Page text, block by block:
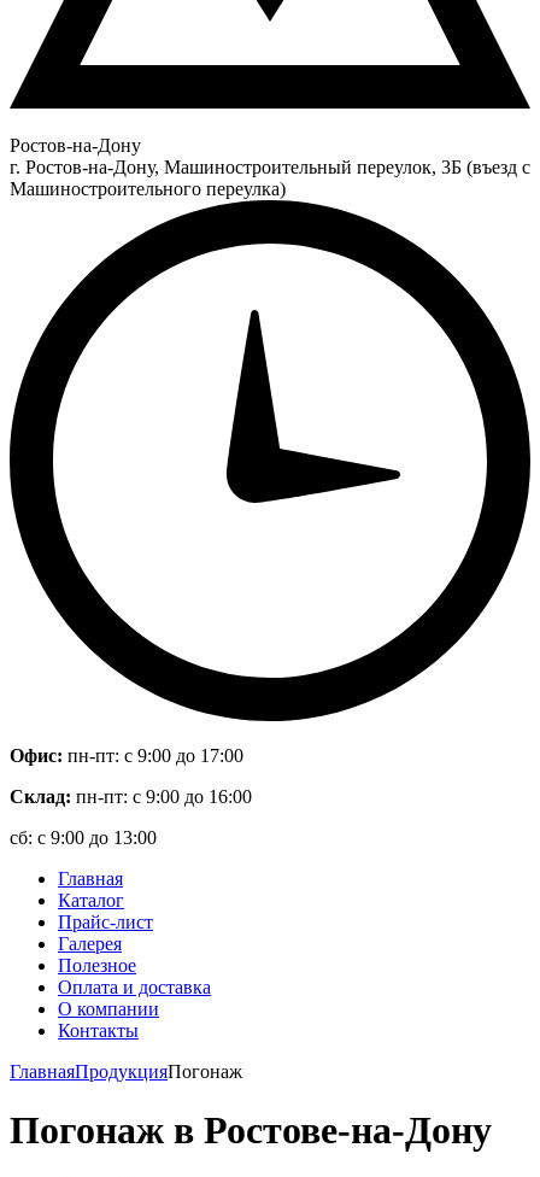
Ростов-на-Дону
г. Ростов-на-Дону, Машиностроительный переулок, 3Б (въезд с
Машиностроительного переулка)
Офис: пн-пт: с 9:00 до 17:00
Склад: пн-пт: с 9:00 до 16:00
сб: с 9:00 до 13:00
Главная
Каталог
Прайс-лист
Галерея
Полезное
Оплата и доставка
О компании
Контакты
ГлавнаяПродукцияПогонаж
Погонаж в Ростове-на-Дону